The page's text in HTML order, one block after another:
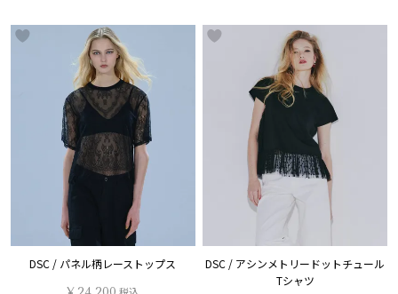
DSC / パネル柄レーストップス
DSC / アシンメトリードットチュール
Tシャツ